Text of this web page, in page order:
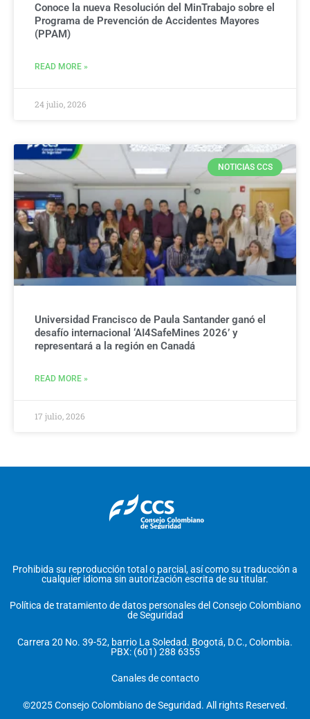
Conoce la nueva Resolución del MinTrabajo sobre el
Programa de Prevención de Accidentes Mayores
(PPAM)
READ MORE »
24 julio, 2026
NOTICIAS CCS
Universidad Francisco de Paula Santander ganó el
desafío internacional ‘AI4SafeMines 2026’ y
representará a la región en Canadá
READ MORE »
17 julio, 2026
Prohibida su reproducción total o parcial, así como su traducción a
cualquier idioma sin autorización escrita de su titular.
Política de tratamiento de datos personales del Consejo Colombiano
de Seguridad
Carrera 20 No. 39-52, barrio La Soledad. Bogotá, D.C., Colombia.
PBX: (601) 288 6355
Canales de contacto
©2025 Consejo Colombiano de Seguridad. All rights Reserved.